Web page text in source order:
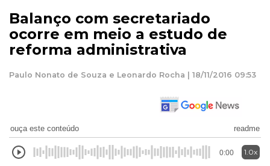
Balanço com secretariado
ocorre em meio a estudo de
reforma administrativa
Paulo Nonato de Souza e Leonardo Rocha | 18/11/2016 09:53
ouça este conteúdo readme
0:00 1.0x